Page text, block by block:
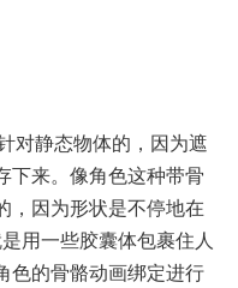
对静态物体的，因为遮
下来。像角色这种带骨
，因为形状是不停地在
用一些胶囊体包裹住人
色的骨骼动画绑定进行